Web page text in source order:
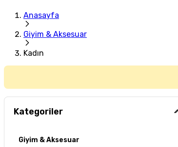
Anasayfa
Giyim & Aksesuar
Kadın
Kategoriler
Giyim & Aksesuar